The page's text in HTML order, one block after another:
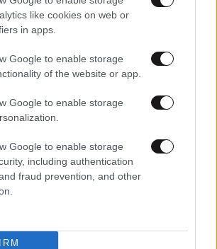
like cookies on web or
in apps.
Google to enable storage
of the website or app.
Google to enable storage
Google to enable storage
including authentication
fraud prevention, and other
ΑΝΑΓΝΩΣΤΏΝ
ΣΧΟΛΙΟ ΣΑΣ